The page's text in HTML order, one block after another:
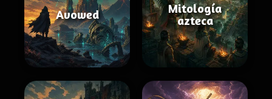
Avowed
Mitología
azteca